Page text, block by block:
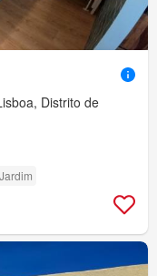
Distrito de
Jardim